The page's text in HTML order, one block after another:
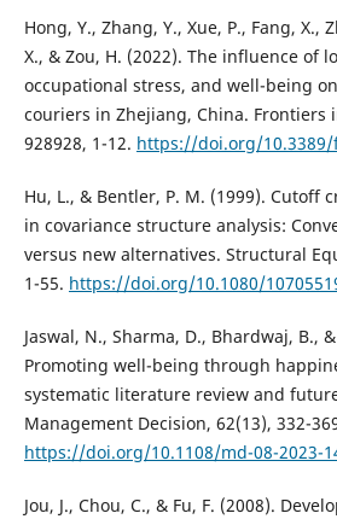
Hong, Y., Zhang, Y., Xue, P., Fang, X.,
X., & Zou, H. (2022). The influence of
occupational stress, and well-being
couriers in Zhejiang, China. Frontiers
928928, 1-12. https://doi.org/10.3389/
Hu, L., & Bentler, P. M. (1999). Cutoff
in covariance structure analysis:
versus new alternatives. Structural
1-55. https://doi.org/10.1080/
Jaswal, N., Sharma, D., Bhardwaj, B.,
Promoting well-being through
systematic literature review and
Management Decision, 62(13), 332-
https://doi.org/10.1108/md-08-2023-
Jou, J., Chou, C., & Fu, F. (2008).